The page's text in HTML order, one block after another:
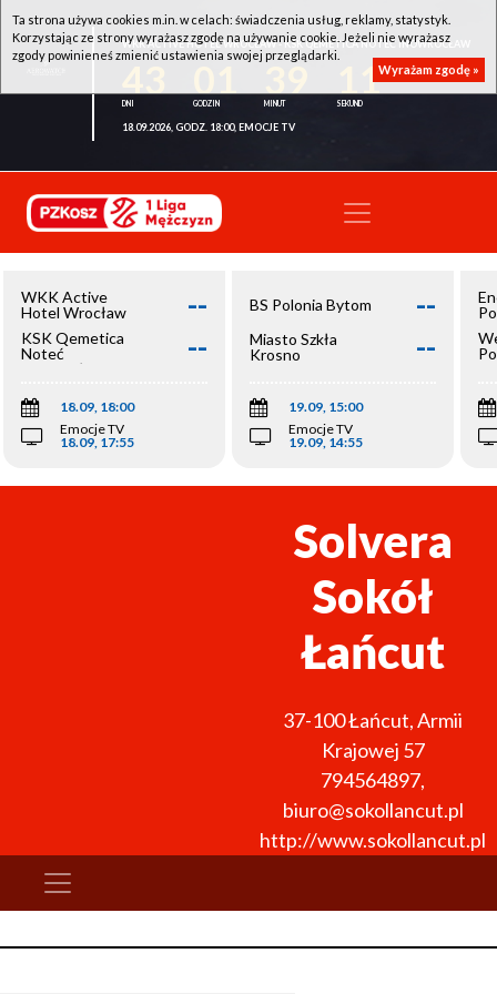
WKK ACTIVE HOTEL WROCŁAW - KSK QEMETICA NOTEĆ INOWROCŁAW
10
18.09.2026, GODZ. 18:00, EMOCJE TV
WKK Active
Hotel Wrocław
--
KSK Qemetica
Noteć
Inowrocław
--
18.09, 18:00
Emocje TV
18.09, 17:55
BS Polonia Bytom --
Miasto Szkła
Krosno
--
19.09, 15:00
Emocje TV
19.09, 14:55
Solvera
Sokół
Łańcut
37-100Łańcut,Armii
Krajowej 57
794564897,
biuro@sokollancut.pl
http://www.sokollancut.pl
Ta strona używa cookies m.in. w celach: świadczenia usług, reklamy, statystyk.
Korzystając ze strony wyrażasz zgodę na używanie cookie. Jeżeli nie wyrażasz
zgody powinieneś zmienić ustawienia swojej przeglądarki.
Wyrażam zgodę »